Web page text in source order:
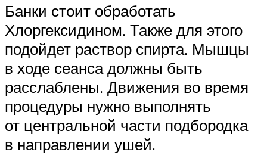
Банки стоит обработать
Хлоргексидином. Также для этого
подойдет раствор спирта. Мышцы
в ходе сеанса должны быть
расслаблены. Движения во время
процедуры нужно выполнять
от центральной части подбородка
в направлении ушей.